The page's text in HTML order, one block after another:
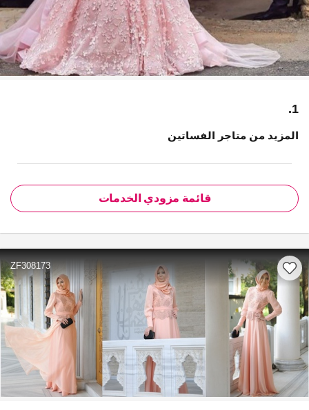
1.
المزيد من متاجر الفساتين
قائمة مزودي الخدمات
ZF308173